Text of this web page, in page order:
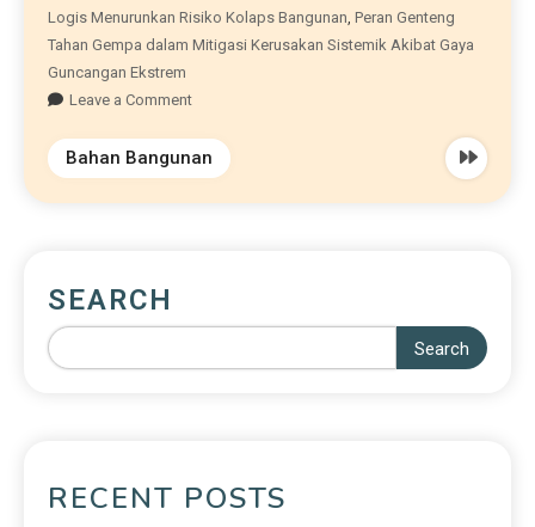
Logis Menurunkan Risiko Kolaps Bangunan ,Peran Genteng
Tahan Gempa dalam Mitigasi Kerusakan Sistemik Akibat Gaya
Guncangan Ekstrem
Leave a Comment
Bahan Bangunan
SEARCH
Search
RECENT POSTS